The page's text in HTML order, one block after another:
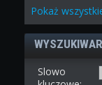
Pokaż
Slowo